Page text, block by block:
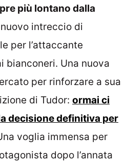
più lontano dalla
intreccio di
per l’attaccante
bianconeri. Una nuova
per rinforzare a sua
di Tudor: ormai ci
decisione definitiva per
voglia immensa per
dopo l’annata